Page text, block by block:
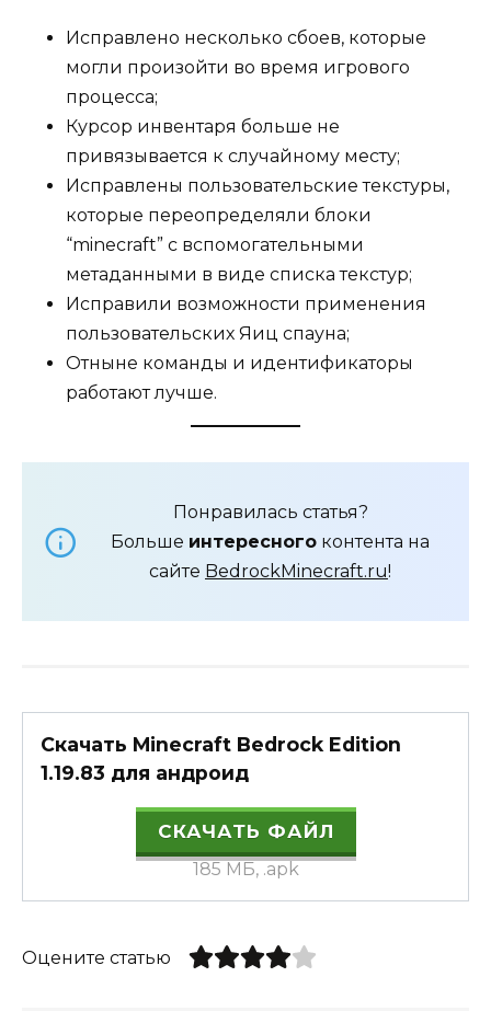
Исправлено несколько сбоев, которые
могли произойти во время игрового
процесса;
Курсор инвентаря больше не
привязывается к случайному месту;
Исправлены пользовательские текстуры,
которые переопределяли блоки
“minecraft” с вспомогательными
метаданными в виде списка текстур;
Исправили возможности применения
пользовательских Яиц спауна;
Отныне команды и идентификаторы
работают лучше.
Понравилась статья?
Больше интересного контента на
сайте BedrockMinecraft.ru!
Скачать Minecraft Bedrock Edition
1.19.83 для андроид
СКАЧАТЬ ФАЙЛ
185 МБ, .apk
Оцените статью